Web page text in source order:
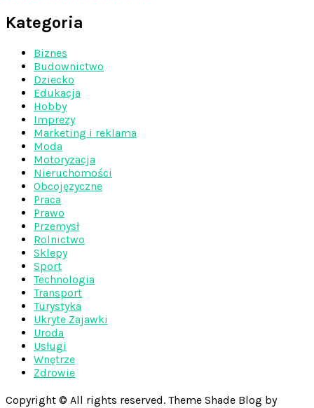
Kategoria
Biznes
Budownictwo
Dziecko
Edukacja
Hobby
Imprezy
Marketing i reklama
Moda
Motoryzacja
Nieruchomości
Obcojęzyczne
Praca
Prawo
Przemysł
Rolnictwo
Sklepy
Sport
Technologia
Transport
Turystyka
Ukryte Zajawki
Uroda
Usługi
Wnętrze
Zdrowie
Copyright © All rights reserved. Theme Shade Blog by